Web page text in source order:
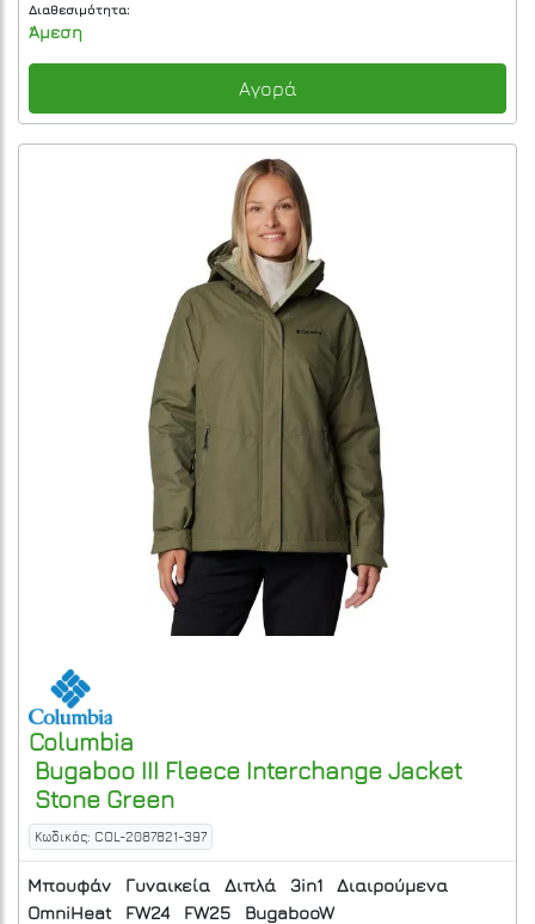
Διαθεσιμότητα:
Άμεση
Αγορά
Columbia
Bugaboo III Fleece Interchange Jacket
Stone Green
Κωδικός: COL-2087821-397
Μπουφάν Γυναικεία Διπλά 3in1
Διαιρούμενα
OmniHeat
FW24 FW25
BugabooW